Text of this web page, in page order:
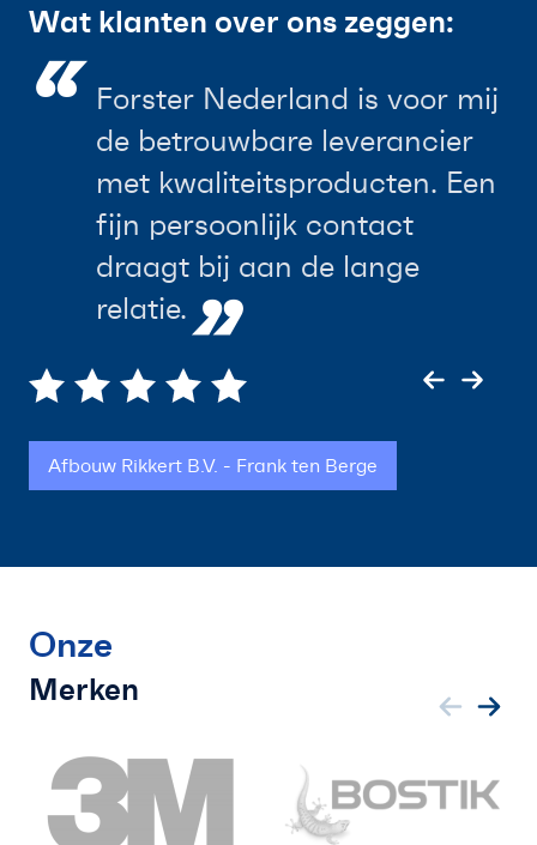
Wat klanten over ons zeggen:
“ Forster Nederland is voor mij
de betrouwbare leverancier
met kwaliteitsproducten. Een
fijn persoonlijk contact
draagt bij aan de lange
relatie. ”
Afbouw Rikkert B.V. - Frank ten Berge
Onze
Merken